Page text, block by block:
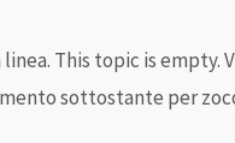
This topic is empty.
sottostante per